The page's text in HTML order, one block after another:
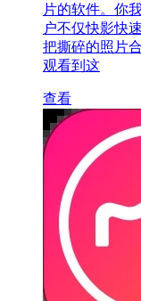
片的软件。你
户不仅快影快
把撕碎的照片
观看到这
查看